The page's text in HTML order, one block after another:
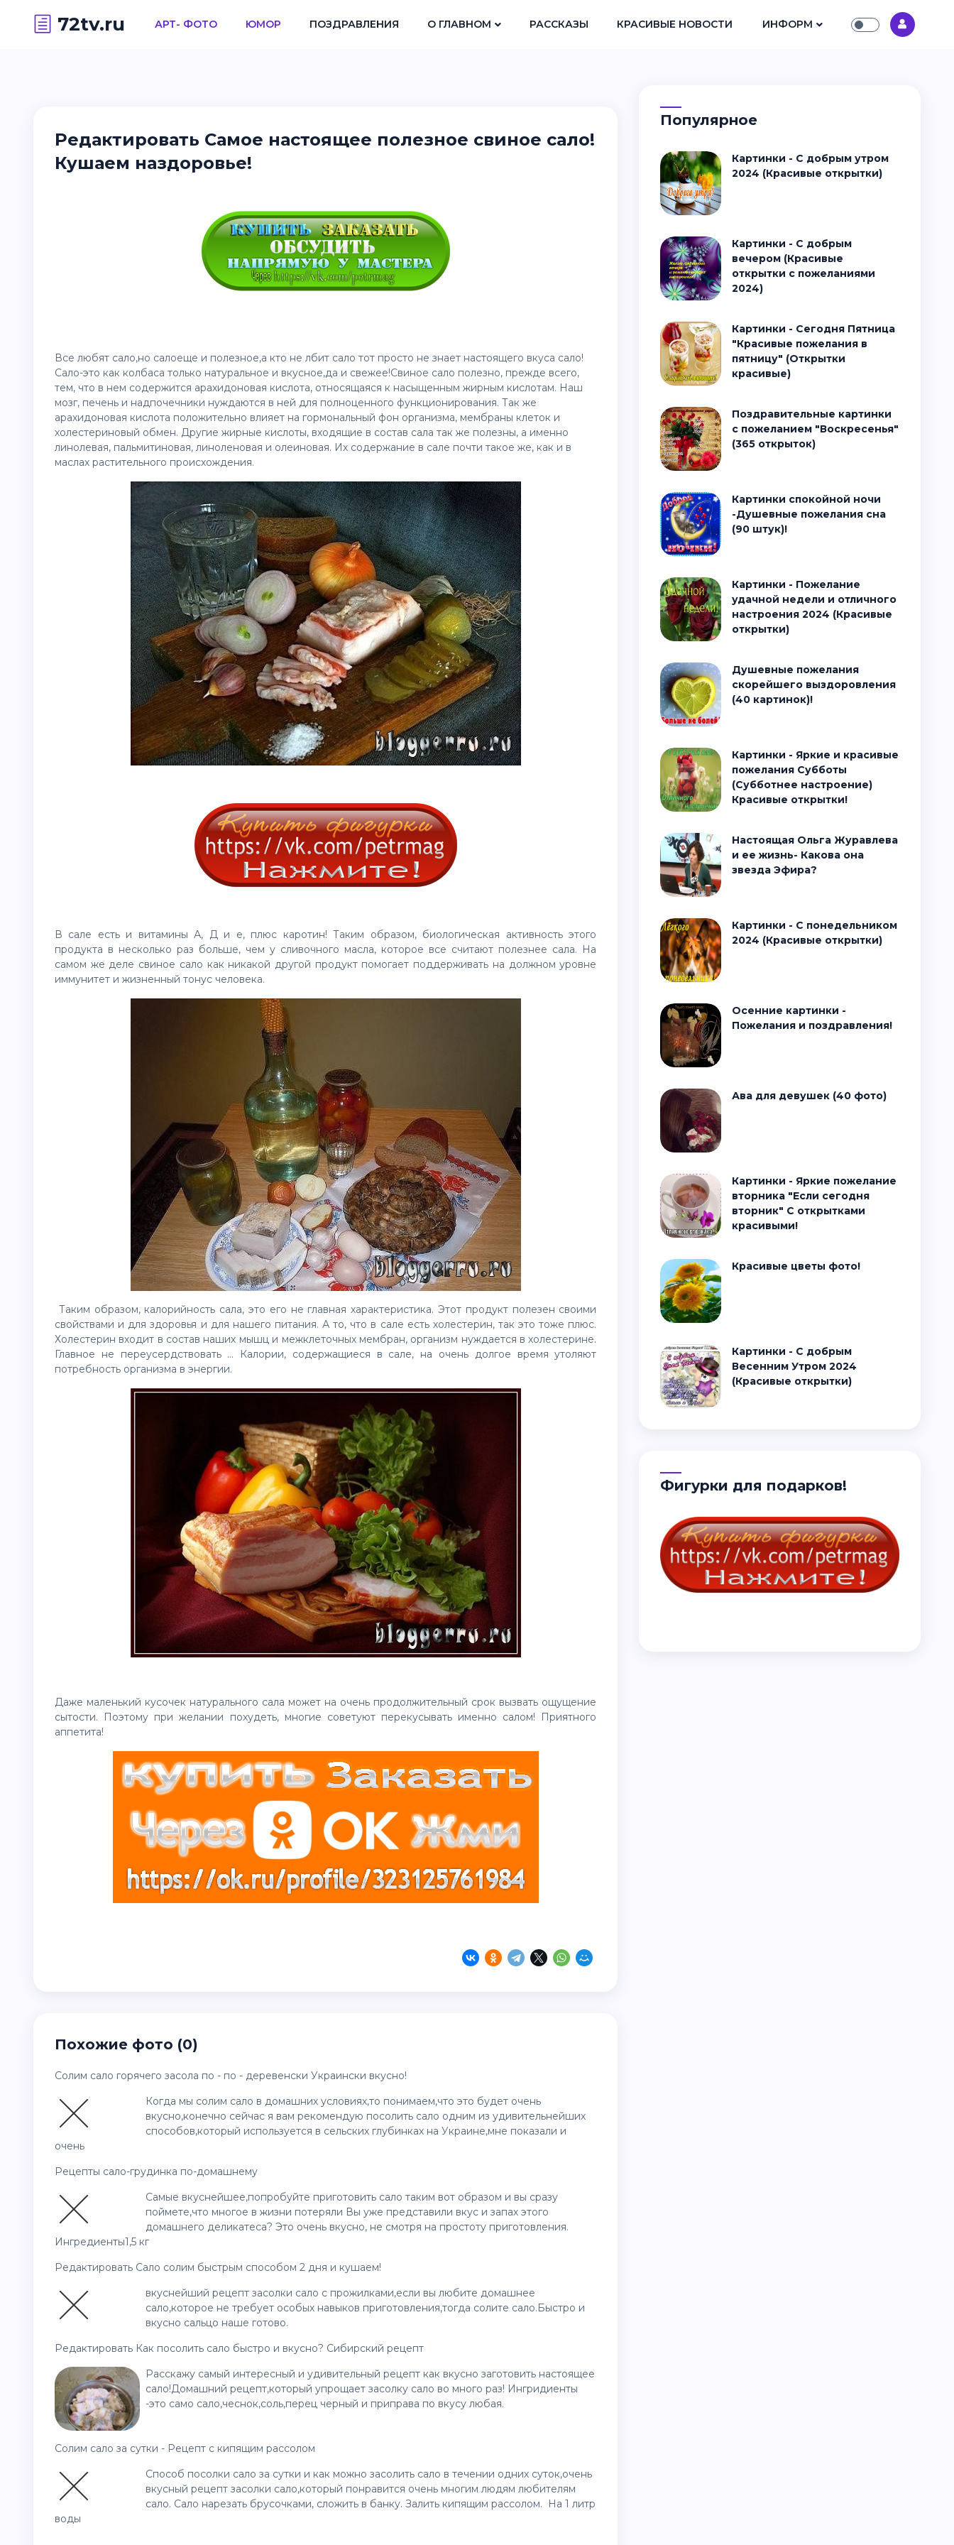
72tv.ru АРТ- ФОТО ЮМОР ПОЗДРАВЛЕНИЯ О ГЛАВНОМ РАССКАЗЫ КРАСИВЫЕ НОВОСТИ ИНФОРМ
Редактировать Самое настоящее полезное свиное сало!
Кушаем наздоровье!
Все любят сало,но салоеще и полезное,а кто не лбит сало тот просто не знает настоящего вкуса сало!
Сало-это как колбаса только натуральное и вкусное,да и свежее!Свиное сало полезно, прежде всего,
тем, что в нем содержится арахидоновая кислота, относящаяся к насыщенным жирным кислотам. Наш
мозг, печень и надпочечники нуждаются в ней для полноценного функционирования. Так же
арахидоновая кислота положительно влияет на гормональный фон организма, мембраны клеток и
холестериновый обмен. Другие жирные кислоты, входящие в состав сала так же полезны, а именно
линолевая, пальмитиновая, линоленовая и олеиновая. Их содержание в сале почти такое же, как и в
маслах растительного происхождения.
В сале есть и витамины А, Д и е, плюс каротин! Таким образом, биологическая активность этого
продукта в несколько раз больше, чем у сливочного масла, которое все считают полезнее сала. На
самом же деле свиное сало как никакой другой продукт помогает поддерживать на должном уровне
иммунитет и жизненный тонус человека.
Таким образом, калорийность сала, это его не главная характеристика. Этот продукт полезен своими
свойствами и для здоровья и для нашего питания. А то, что в сале есть холестерин, так это тоже плюс.
Холестерин входит в состав наших мышц и межклеточных мембран, организм нуждается в холестерине.
Главное не переусердствовать ... Калории, содержащиеся в сале, на очень долгое время утоляют
потребность организма в энергии.
Даже маленький кусочек натурального сала может на очень продолжительный срок вызвать ощущение
сытости. Поэтому при желании похудеть, многие советуют перекусывать именно салом! Приятного
аппетита!
Похожие фото (0)
Солим сало горячего засола по - по - деревенски Украински вкусно!
Когда мы солим сало в домашних условиях,то понимаем,что это будет очень
вкусно,конечно сейчас я вам рекомендую посолить сало одним из удивительнейших
способов,который используется в сельских глубинках на Украине,мне показали и
очень
Рецепты сало-грудинка по-домашнему
Самые вкуснейшее,попробуйте приготовить сало таким вот образом и вы сразу
поймете,что многое в жизни потеряли Вы уже представили вкус и запах этого
домашнего деликатеса? Это очень вкусно, не смотря на простоту приготовления.
Ингредиенты1,5 кг
Редактировать Сало солим быстрым способом 2 дня и кушаем!
вкуснейший рецепт засолки сало с прожилками,если вы любите домашнее
сало,которое не требует особых навыков приготовления,тогда солите сало.Быстро и
вкусно сальцо наше готово.
Редактировать Как посолить сало быстро и вкусно? Сибирский рецепт
Расскажу самый интересный и удивительный рецепт как вкусно заготовить настоящее
сало!Домашний рецепт,который упрощает засолку сало во много раз! Ингридиенты
-это само сало,чеснок,соль,перец черный и приправа по вкусу любая.
Солим сало за сутки - Рецепт с кипящим рассолом
Способ посолки сало за сутки и как можно засолить сало в течении одних суток,очень
вкусный рецепт засолки сало,который понравится очень многим людям любителям
сало. Сало нарезать брусочками, сложить в банку. Залить кипящим рассолом. На 1 литр
воды
Популярное
Картинки - С добрым утром
2024 (Красивые открытки)
Картинки - С добрым
вечером (Красивые
открытки с пожеланиями
2024)
Картинки - Сегодня Пятница
"Красивые пожелания в
пятницу" (Открытки
красивые)
Поздравительные картинки
с пожеланием "Воскресенья"
(365 открыток)
Картинки спокойной ночи
-Душевные пожелания сна
(90 штук)!
Картинки - Пожелание
удачной недели и отличного
настроения 2024 (Красивые
открытки)
Душевные пожелания
скорейшего выздоровления
(40 картинок)!
Картинки - Яркие и красивые
пожелания Субботы
(Субботнее настроение)
Красивые открытки!
Настоящая Ольга Журавлева
и ее жизнь- Какова она
звезда Эфира?
Картинки - С понедельником
2024 (Красивые открытки)
Осенние картинки -
Пожелания и поздравления!
Ава для девушек (40 фото)
Картинки - Яркие пожелание
вторника "Если сегодня
вторник" С открытками
красивыми!
Красивые цветы фото!
Картинки - С добрым
Весенним Утром 2024
(Красивые открытки)
Фигурки для подарков!